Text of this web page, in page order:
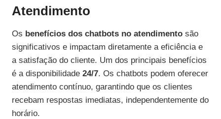
Atendimento
Os benefícios dos chatbots no atendimento são
significativos e impactam diretamente a eficiência e
a satisfação do cliente. Um dos principais benefícios
é a disponibilidade 24/7. Os chatbots podem oferecer
atendimento contínuo, garantindo que os clientes
recebam respostas imediatas, independentemente do
horário.